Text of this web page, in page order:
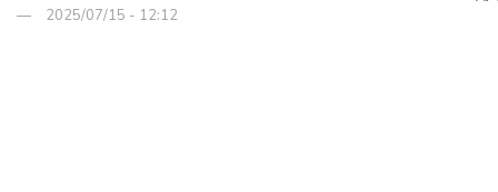
2025/07/15 - 12:12